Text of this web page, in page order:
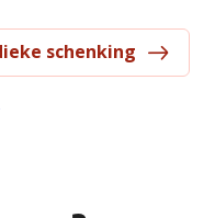
schenking